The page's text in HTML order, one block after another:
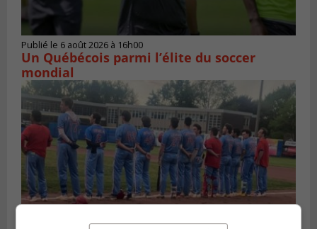
Publié le 6 août 2026 à 16h00
Un Québécois parmi l’élite du soccer
mondial